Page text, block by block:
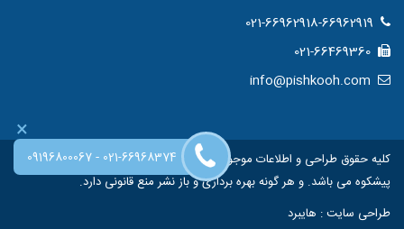
کلیه حقوق طراحی و اطلاعات موجود در این سایت متعلق به فروشگاه اینترنتی
پیشکوه می باشد. و هر گونه بهره برداری و باز نشر منع قانونی دارد.
طراحی سایت: هایبرد
×
09196800067- 021-66968374